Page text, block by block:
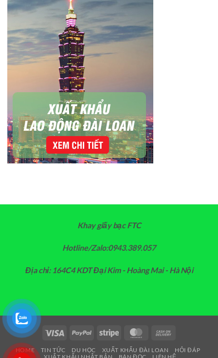
Khay giấy bạc FTC
Hotline/Zalo:0943.389.057
Địa chỉ: 164C4 KDT Đại Kim - Hoàng Mai - Hà Nội
Visa PayPal Stripe MasterCard
Delivery
HOME TIN TỨC DU HỌC XUẤT KHẨU ĐÀI LOAN
HỎI ĐÁP